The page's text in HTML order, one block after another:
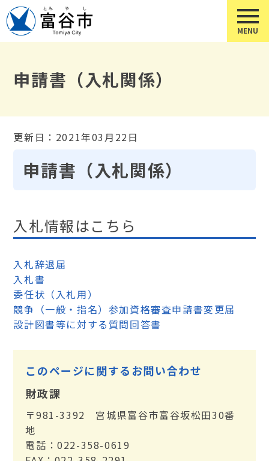
申請書（入札関係）
更新日：2021年03月22日
申請書（入札関係）
入札情報はこちら
入札辞退届
入札書
委任状（入札用）
競争（一般・指名）参加資格審査申請書変更届
設計図書等に対する質問回答書
このページに関するお問い合わせ
財政課
〒981-3392 宮城県富谷市富谷坂松田30番
地
電話：022-358-0619